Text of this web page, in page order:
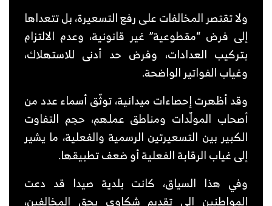
ولا تقتصر المخالفات على رفع التسعيرة، بل تتعداها
إلى فرض “مقطوعية” غير قانونية، وعدم الالتزام
بتركيب العدادات، وفرض حد أدنى للاستهلاك،
وغياب الفواتير الواضحة.
وقد أظهرت إحصاءات ميدانية، توثّق أسماء عدد من
أصحاب المولّدات ومناطق عملهم، حجم التفاوت
الكبير بين التسعيرتين الرسمية والفعلية، ما يشير
إلى غياب الرقابة الفعلية أو ضعف تطبيقها.
وفي هذا السياق، كانت بلدية صيدا قد دعت
المواطنين إلى تقديم شكاوى بحق المخالفين،